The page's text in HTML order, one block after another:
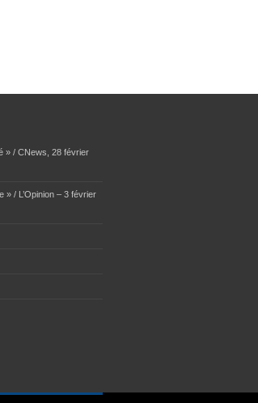
» / CNews, 28 février
» / L’Opinion – 3 février